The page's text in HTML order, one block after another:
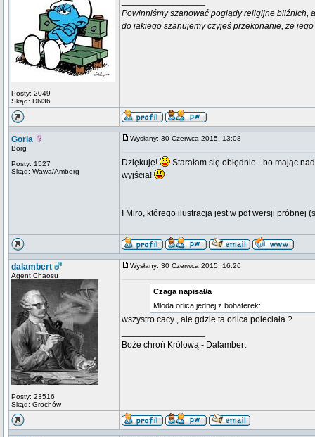
Posty: 2049
Skąd: DN36
Powinniśmy szanować poglądy religijne bliźnich,
do jakiego szanujemy czyjeś przekonanie, że
Goria
Borg
Posty: 1527
Skąd: Wawa/Amberg
Wysłany: 30 Czerwca 2015, 13:08
Dziękuję!
Starałam się obłędnie - bo mając
wyjścia!
I Miro, którego ilustracja jest w pdf wersji próbnej
dalambert
Agent Chaosu
Posty: 23516
Skąd: Grochów
Wysłany: 30 Czerwca 2015, 16:26
Czaga napisał/a
Młoda orlica jednej z bohaterek:
wszystro cacy , ale gdzie ta orlica poleciała ?
Boże chroń Królową - Dalambert